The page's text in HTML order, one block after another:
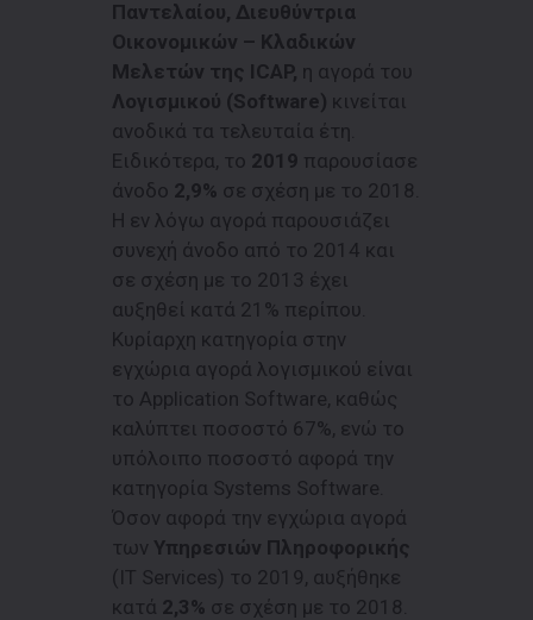
Παντελαίου, Διευθύντρια
Οικονομικών – Κλαδικών
Μελετών της ICAP, η αγορά του
Λογισμικού (Software) κινείται
ανοδικά τα τελευταία έτη.
Ειδικότερα, το 2019 παρουσίασε
άνοδο 2,9% σε σχέση με το 2018.
Η εν λόγω αγορά παρουσιάζει
συνεχή άνοδο από το 2014 και
σε σχέση με το 2013 έχει
αυξηθεί κατά 21% περίπου.
Κυρίαρχη κατηγορία στην
εγχώρια αγορά λογισμικού είναι
το Application Software, καθώς
καλύπτει ποσοστό 67%, ενώ το
υπόλοιπο ποσοστό αφορά την
κατηγορία Systems Software.
Όσον αφορά την εγχώρια αγορά
των Υπηρεσιών Πληροφορικής
(IT Services) το 2019, αυξήθηκε
κατά 2,3% σε σχέση με το 2018.